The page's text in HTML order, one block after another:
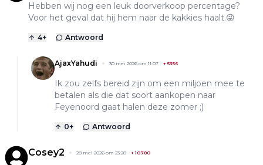
Hebben wij nog een leuk doorverkoop percentage?
Voor het geval dat hij hem naar de kakkies haalt.😜
4+ Antwoord
AjaxYahudi 30 mei 2026 om 11:07 + 5356
Ik zou zelfs bereid zijn om een miljoen mee te
betalen als die dat soort aankopen naar
Feyenoord gaat halen deze zomer ;)
0+ Antwoord
Cosey2 28 mei 2026 om 23:28 +10780